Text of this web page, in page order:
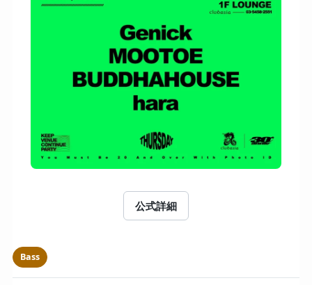
公式詳細
Bass